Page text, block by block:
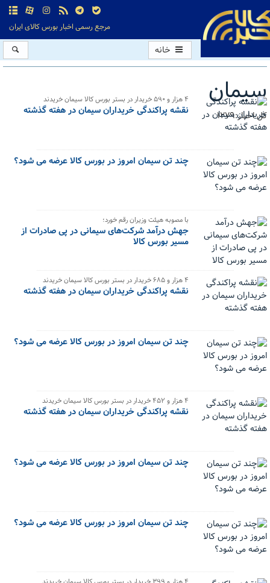
مرجع رسمی اخبار بورس کالای ایران
خانه
سیمان
کل اخبار:1279
۴ هزار و ۵۹۰ خریدار در بستر بورس کالا سیمان خریدند
نقشه پراکندگی خریداران سیمان در هفته گذشته
چند تن سیمان امروز در بورس کالا عرضه می شود؟
با مصوبه هیئت وزیران رقم خورد؛
جهش درآمد شرکت‌های سیمانی در پی صادرات از
مسیر بورس کالا
۴ هزار و ۶۸۵ خریدار در بستر بورس کالا سیمان خریدند
نقشه پراکندگی خریداران سیمان در هفته گذشته
چند تن سیمان امروز در بورس کالا عرضه می شود؟
۴ هزار و ۴۵۲ خریدار در بستر بورس کالا سیمان خریدند
نقشه پراکندگی خریداران سیمان در هفته گذشته
چند تن سیمان امروز در بورس کالا عرضه می شود؟
چند تن سیمان امروز در بورس کالا عرضه می شود؟